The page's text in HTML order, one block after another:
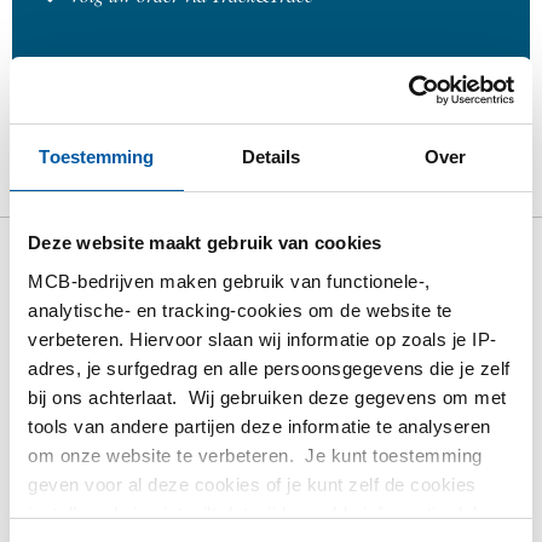
Toestemming Details Over
Deze website maakt gebruik van cookies
MCB-bedrijven maken gebruik van functionele-,
analytische- en tracking-cookies om de website te
verbeteren. Hiervoor slaan wij informatie op zoals je IP-
adres, je surfgedrag en alle persoonsgegevens die je zelf
bij ons achterlaat. Wij gebruiken deze gegevens om met
tools van andere partijen deze informatie te analyseren
om onze website te verbeteren. Je kunt toestemming
geven voor al deze cookies of je kunt zelf de cookies
instellen als je niet wilt dat wij bepaalde informatie delen.
Downloads Specificaties
Bruto prijslijst: Rvs 316 kogelkr
2 dlg geflensd EN1092-1 PN40
Prijzen in Euro per: 1 Stuks
Artikelnummer
2440-0820-12